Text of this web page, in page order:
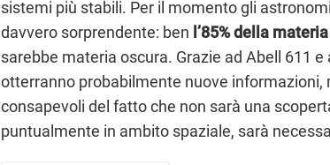
sistemi più stabili. Per il momento gli
davvero sorprendente: ben l’85% della
sarebbe materia oscura. Grazie ad Abell 611
otterranno probabilmente nuove informazioni,
consapevoli del fatto che non sarà una
puntualmente in ambito spaziale, sarà